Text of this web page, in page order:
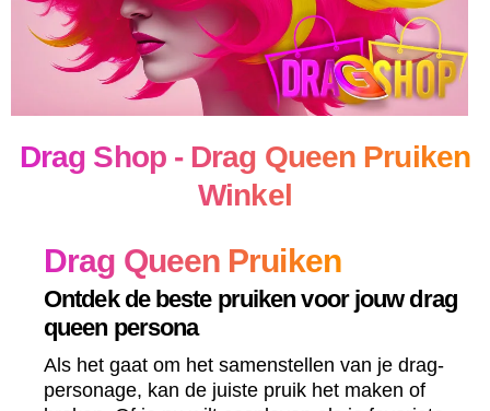
Drag Shop - Drag Queen Pruiken
Winkel
Drag Queen Pruiken
Ontdek de beste pruiken voor jouw drag
queen persona
Als het gaat om het samenstellen van je drag-
personage, kan de juiste pruik het maken of